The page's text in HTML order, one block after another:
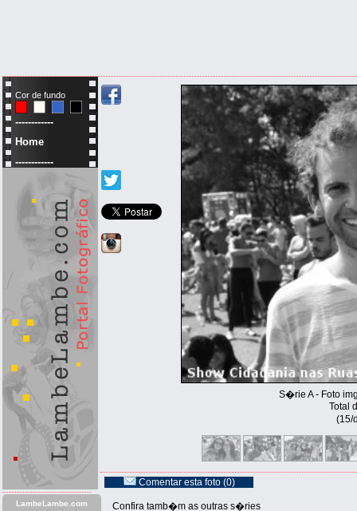
Cor de fundo
------------
Home
------------
LambeLambe.com
S�rie A - Foto
Total
(15/
Comentar esta foto (0)
Confira tamb�m as outras s�ries